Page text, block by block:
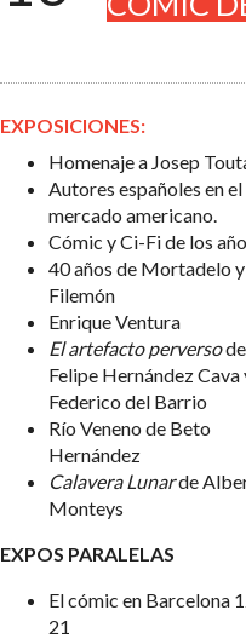
EXPOSICIONES:
Homenaje a Josep
Autores españoles en el
mercado americano.
Cómic y Ci-Fi de los
40 años de Mortadelo y
Filemón
Enrique Ventura
El artefacto perversode
Felipe Hernández Cava
Federico del Barrio
Río Veneno de Beto
Hernández
Calavera Lunarde
Monteys
EXPOS PARALELAS
El cómic en Barcelona
21